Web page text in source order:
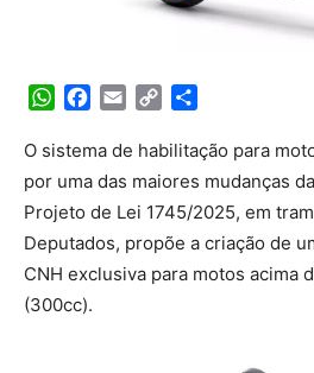
WhatsApp
Facebook
Email Copy
O sistema de habilitação para
por uma das maiores mudanças
Projeto de Lei 1745/2025, em
Deputados, propõe a criação de
CNH exclusiva para motos acima
(300cc).